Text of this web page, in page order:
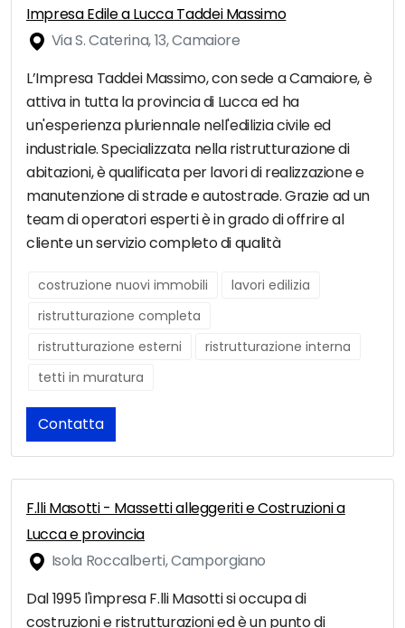
Impresa Edile a Lucca Taddei Massimo
Via S. Caterina, 13, Camaiore
L’Impresa Taddei Massimo, con sede a Camaiore, è
attiva in tutta la provincia di Lucca ed ha
un'esperienza pluriennale nell'edilizia civile ed
industriale. Specializzata nella ristrutturazione di
abitazioni, è qualificata per lavori di realizzazione e
manutenzione di strade e autostrade. Grazie ad un
team di operatori esperti è in grado di offrire al
cliente un servizio completo di qualità
costruzione nuovi immobili
lavori edilizia
ristrutturazione completa
ristrutturazione esterni
ristrutturazione interna
tetti in muratura
Contatta
F.lli Masotti - Massetti alleggeriti e Costruzioni a
Lucca e provincia
Isola Roccalberti, Camporgiano
Dal 1995 l'impresa F.lli Masotti si occupa di
costruzioni e ristrutturazioni ed è un punto di